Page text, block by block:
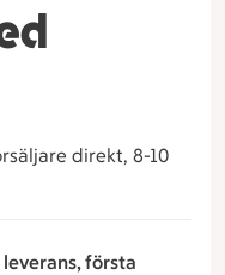
direkt, 8-10
första